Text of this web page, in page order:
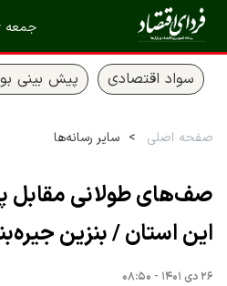
جمعه ۱۶ مرداد ۱۴۰۵
سواد اقتصادی پیش بینی
صفحه اصلی سایر رسانه‌ها
صف‌های طولانی مقابل
این استان / بنزین
۲۶ دی ۱۴۰۱ - ۰۸:۵۰